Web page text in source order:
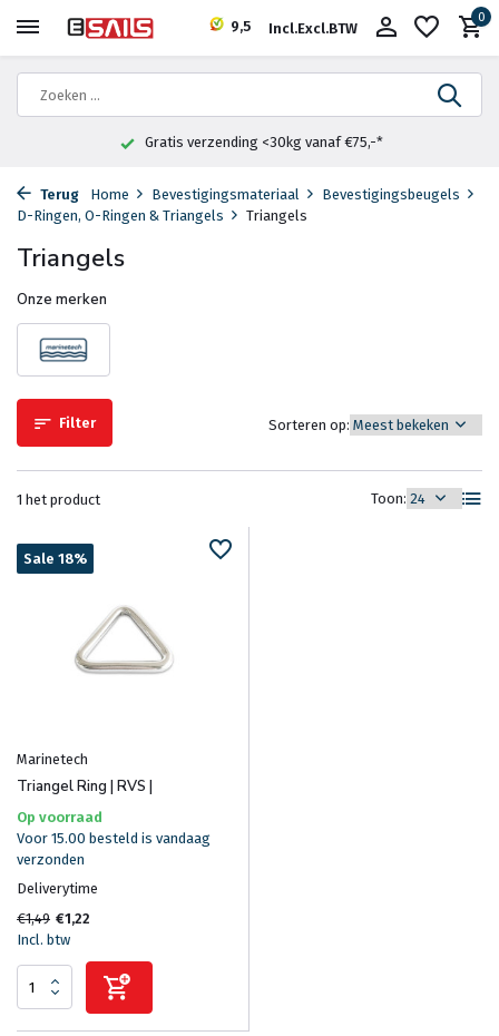
9,5 Incl.Excl.BTW
0
Gratis verzending <30kg vanaf €75,-*
Terug Home Bevestigingsmateriaal
Bevestigingsbeugels
D-Ringen, O-Ringen & Triangels
Triangels
Triangels
Onze merken
Filter
1 het product Toon:
Sorteren op:
Sale 18%
Marinetech
Triangel Ring | RVS |
Op voorraad
Voor 15.00 besteld is vandaag
verzonden
Deliverytime
€1,49 €1,22
Incl. btw